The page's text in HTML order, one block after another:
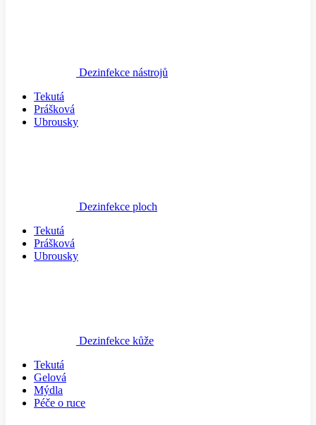
Dezinfekce nástrojů
Tekutá
Prášková
Ubrousky
Dezinfekce ploch
Tekutá
Prášková
Ubrousky
Dezinfekce kůže
Tekutá
Gelová
Mýdla
Péče o ruce